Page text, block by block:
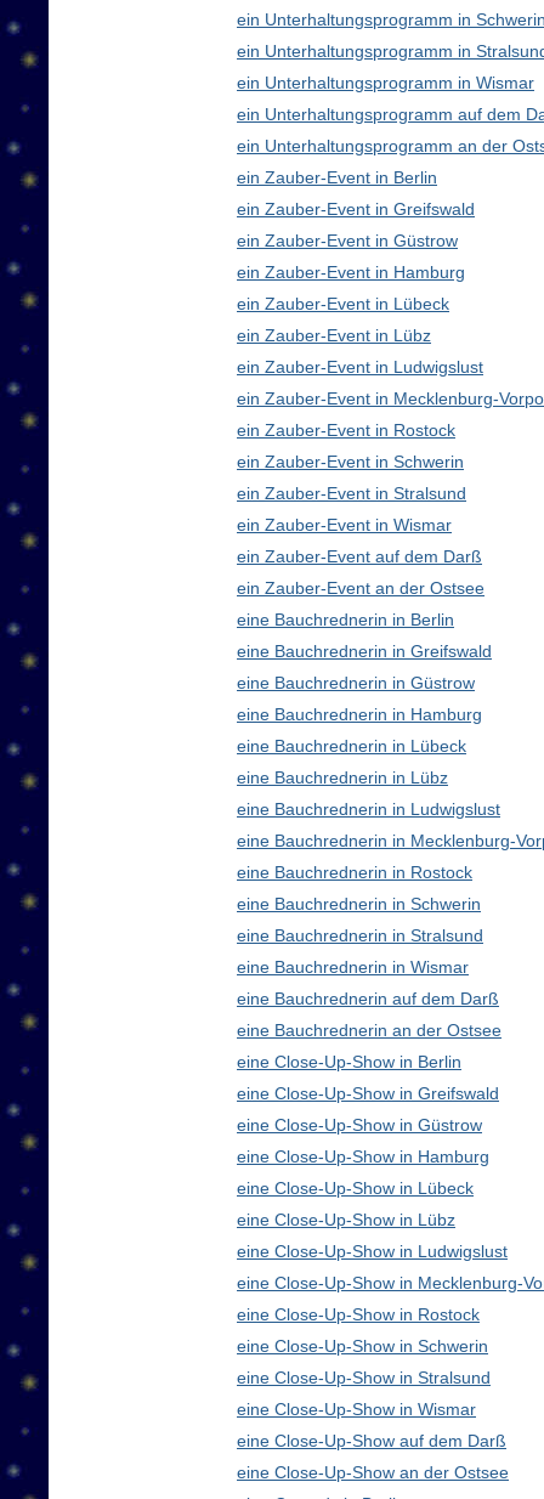
ein Unterhaltungsprogramm in
ein Unterhaltungsprogramm in
ein Unterhaltungsprogramm in Wismar
ein Unterhaltungsprogramm auf dem
ein Unterhaltungsprogramm an der
ein Zauber-Event in Berlin
ein Zauber-Event in Greifswald
ein Zauber-Event in Güstrow
ein Zauber-Event in Hamburg
ein Zauber-Event in Lübeck
ein Zauber-Event in Lübz
ein Zauber-Event in Ludwigslust
ein Zauber-Event in Mecklenburg-
ein Zauber-Event in Rostock
ein Zauber-Event in Schwerin
ein Zauber-Event in Stralsund
ein Zauber-Event in Wismar
ein Zauber-Event auf dem Darß
ein Zauber-Event an der Ostsee
eine Bauchrednerin in Berlin
eine Bauchrednerin in Greifswald
eine Bauchrednerin in Güstrow
eine Bauchrednerin in Hamburg
eine Bauchrednerin in Lübeck
eine Bauchrednerin in Lübz
eine Bauchrednerin in Ludwigslust
eine Bauchrednerin in Mecklenburg-
eine Bauchrednerin in Rostock
eine Bauchrednerin in Schwerin
eine Bauchrednerin in Stralsund
eine Bauchrednerin in Wismar
eine Bauchrednerin auf dem Darß
eine Bauchrednerin an der Ostsee
eine Close-Up-Show in Berlin
eine Close-Up-Show in Greifswald
eine Close-Up-Show in Güstrow
eine Close-Up-Show in Hamburg
eine Close-Up-Show in Lübeck
eine Close-Up-Show in Lübz
eine Close-Up-Show in Ludwigslust
eine Close-Up-Show in Mecklenburg-
eine Close-Up-Show in Rostock
eine Close-Up-Show in Schwerin
eine Close-Up-Show in Stralsund
eine Close-Up-Show in Wismar
eine Close-Up-Show auf dem Darß
eine Close-Up-Show an der Ostsee